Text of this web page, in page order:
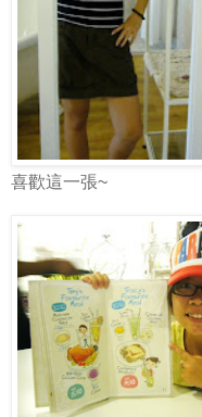
喜歡這一張~